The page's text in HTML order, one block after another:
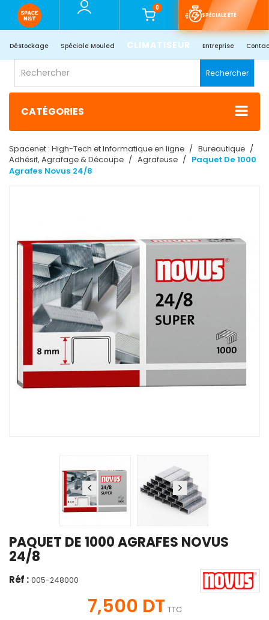
0
SPÉCIALE ÉTÉ
Déstockage Spéciale Mouled CLIMATISEUR Entreprise
Rechercher
CATÉGORIES
Spacenet : High-Tech et Informatique en ligne
Bureautique
Adhésif, Agrafage & Découpe
Agrafeuse
Paquet De 1000
Agrafes Novus 24/8
PAQUET DE 1000 AGRAFES NOVUS
24/8
Réf : 005-248000
7,500 DT TTC